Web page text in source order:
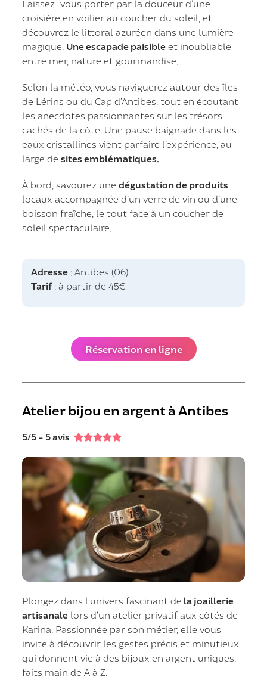
Laissez-vous porter par la douceur d’une
croisière en voilier au coucher du soleil, et
découvrez le littoral azuréen dans une lumière
magique. Une escapade paisible et inoubliable
entre mer, nature et gourmandise.
Selon la météo, vous naviguerez autour des îles
de Lérins ou du Cap d’Antibes, tout en écoutant
les anecdotes passionnantes sur les trésors
cachés de la côte. Une pause baignade dans les
eaux cristallines vient parfaire l’expérience, au
large desites emblématiques.
À bord, savourez unedégustation de produits
locaux accompagnée d’un verre de vin ou d’une
boisson fraîche, le tout face à un coucher de
soleil spectaculaire.
Adresse : Antibes (06)
Tarif: à partir de 45€
Réservation en ligne
Atelier bijou en argent à Antibes
5/5 - 5 avis 
Plongez dans l’univers fascinant de la joaillerie
artisanale lors d’un atelier privatif aux côtés de
Karina. Passionnée par son métier, elle vous
invite à découvrir les gestes précis et minutieux
qui donnent vie à des bijoux en argent uniques,
faits main de A à Z.